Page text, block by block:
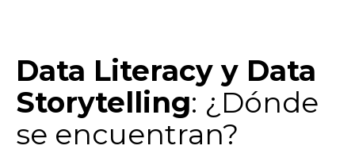
Data Literacy y Data
Storytelling: ¿Dónde
se encuentran?